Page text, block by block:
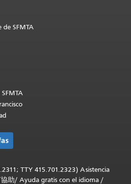
de SFMTA
TTY 415.701.2323) Asistencia
助/ Ayuda gratis con el idioma /